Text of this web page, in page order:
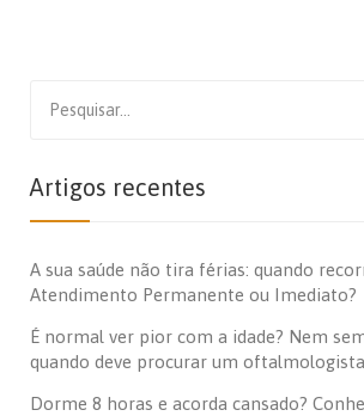
for:
Artigos recentes
A sua saúde não tira férias: quando
Atendimento Permanente ou Imediato?
É normal ver pior com a idade? Nem
quando deve procurar um oftalmologista.
Dorme 8 horas e acorda cansado?